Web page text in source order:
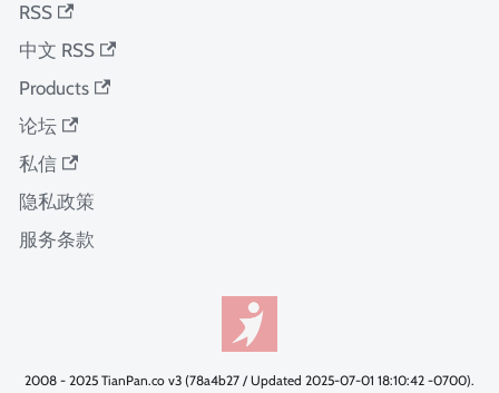
RSS
中文 RSS
Products
论坛
私信
隐私政策
服务条款
2008 - 2025 TianPan.co v3 (78a4b27 / Updated 2025-07-01 18:10:42 -0700).